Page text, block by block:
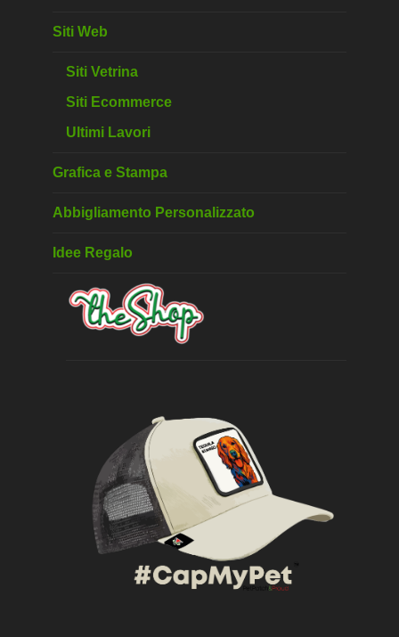
Siti Web
Siti Vetrina
Siti Ecommerce
Ultimi Lavori
Grafica e Stampa
Abbigliamento Personalizzato
Idee Regalo